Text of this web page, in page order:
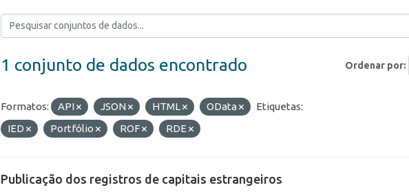
Ordenar por
1 conjunto de dados encontrado
Formatos: API JSON HTML OData
Etiquetas:
IED
Portfólio ROF RDE
Publicação dos registros de capitais estrangeiros